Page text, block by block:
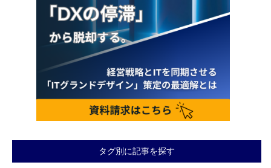
タグ別に記事を探す